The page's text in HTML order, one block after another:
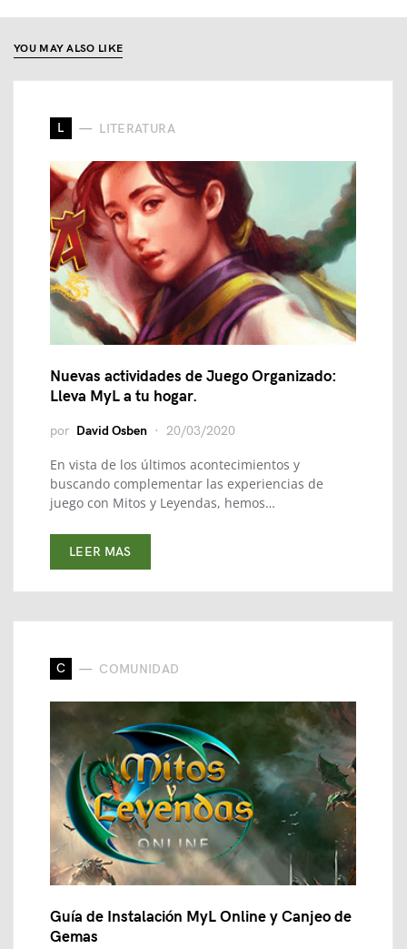
YOU MAY ALSO LIKE
L LITERATURA
Nuevas actividades de Juego Organizado:
Lleva MyL a tu hogar.
por David Osben 20/03/2020
En vista de los últimos acontecimientos y
buscando complementar las experiencias de
juego con Mitos y Leyendas, hemos…
LEER MAS
C COMUNIDAD
Guía de Instalación MyL Online y Canjeo de
Gemas